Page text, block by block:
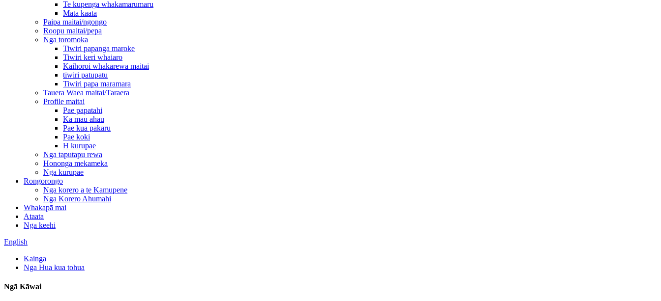
Te kupenga whakamarumaru
Mata kaata
Paipa maitai/ngongo
Roopu maitai/pepa
Nga toromoka
Tiwiri papanga maroke
Tiwiri keri whaiaro
Kaihoroi whakarewa maitai
tīwiri patupatu
Tiwiri papa maramara
Tauera Waea maitai/Taraera
Profile maitai
Pae papatahi
Ka mau ahau
Pae kua pakaru
Pae koki
H kurupae
Nga taputapu rewa
Hononga mekameka
Nga kurupae
Rongorongo
Nga korero a te Kamupene
Nga Korero Ahumahi
Whakapā mai
Ataata
Nga keehi
English
Kainga
Nga Hua kua tohua
Ngā Kāwai